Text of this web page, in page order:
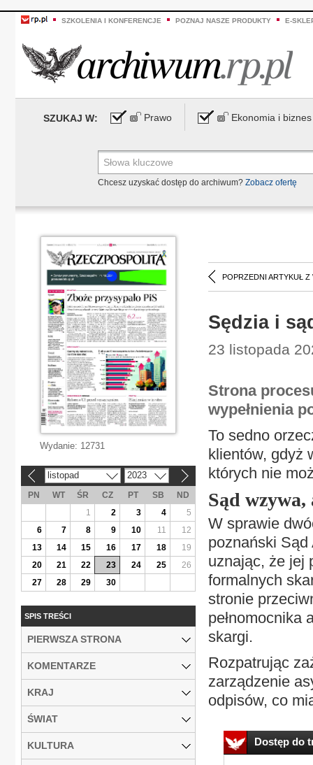
SZKOLENIA I KONFERENCJE POZNAJ NASZE PRODUKTY E-
SZUKAJ W: Prawo Ekonomia i biznes
Chcesz uzyskać dostęp do archiwum? Zobacz ofertę
POPRZEDNI ARTYKUŁ Z
Sędzia i
23 listopada
Strona
wypełnienia
To sedno
klientów, gdyż
których nie
Sąd wzywa,
W sprawie
poznański Sąd
uznając, że jej
formalnych
stronie
pełnomocnika
skargi.
Rozpatrując
zarządzenie
odpisów, co
Dostęp do
Wydanie: 12731
listopad 2023
PN WT ŚR CZ PT SB
ND
1
2 3 4
5
6
7 8 9 10 11
12
13
14 15 16 17 18
19
20
21 22 23 24 25
26
27
28 29 30
SPIS TREŚCI
PIERWSZA STRONA
KOMENTARZE
KRAJ
ŚWIAT
KULTURA